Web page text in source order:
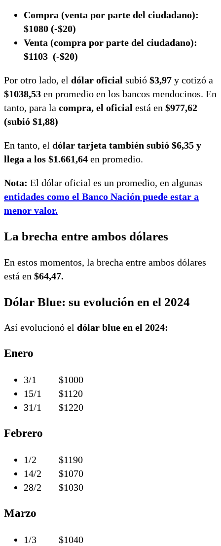
Compra (venta por parte del ciudadano):
$1080 (-$20)
Venta (compra por parte del ciudadano):
$1103 (-$20)
Por otro lado, el dólar oficial subió $3,97 y cotizó a
$1038,53 en promedio en los bancos mendocinos. En
tanto, para la compra, el oficial está en $977,62
(subió $1,88)
En tanto, el dólar tarjeta también subió $6,35 y
llega a los $1.661,64 en promedio.
Nota: El dólar oficial es un promedio, en algunas
entidades como el Banco Nación puede estar a
menor valor.
La brecha entre ambos dólares
En estos momentos, la brecha entre ambos dólares
está en $64,47.
Dólar Blue: su evolución en el 2024
Así evolucionó el dólar blue en el 2024:
Enero
3/1 $1000
15/1 $1120
31/1 $1220
Febrero
1/2 $1190
14/2 $1070
28/2 $1030
Marzo
1/3 $1040